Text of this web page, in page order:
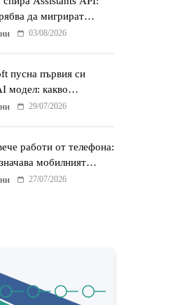
да мигрират
до 26 август
03/08/2026
пусна първия си
модел: какво
MAI-Cyber-1-Flash и
29/07/2026
работи от телефона:
мобилният
AI агенти
27/07/2026